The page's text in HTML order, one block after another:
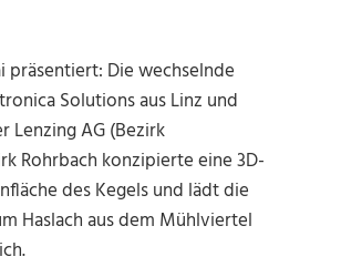
Die wechselnde
Solutions aus Linz und
Lenzing AG (Bezirk
Rohrbach konzipierte eine 3D-
des Kegels und lädt die
Haslach aus dem Mühlviertel